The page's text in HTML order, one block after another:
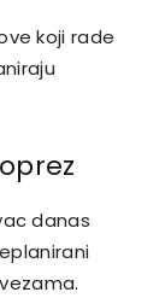
koji rade
danas